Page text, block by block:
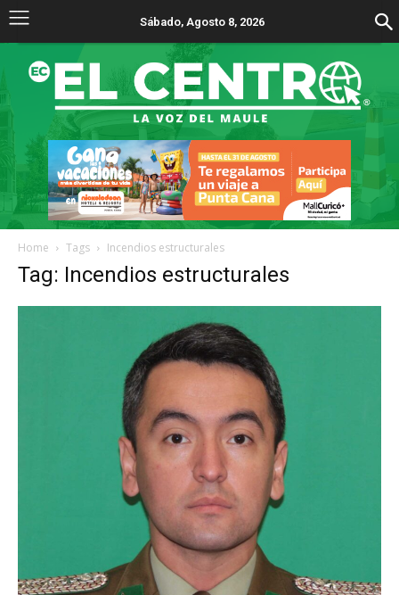
Sábado, Agosto 8, 2026
Home Tags Incendios estructurales
Tag: Incendios estructurales